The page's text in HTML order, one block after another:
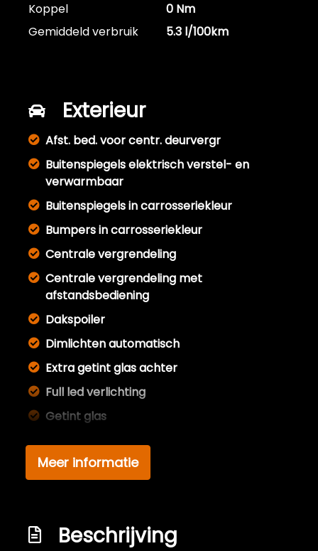
Koppel
0 Nm
Gemiddeld verbruik
5.3 l/100km
Exterieur
Afst. bed. voor centr. deurvergr
Buitenspiegels elektrisch verstel- en
verwarmbaar
Buitenspiegels in carrosseriekleur
Bumpers in carrosseriekleur
Centrale vergrendeling
Centrale vergrendeling met
afstandsbediening
Dakspoiler
Dimlichten automatisch
Extra getint glas achter
Full led verlichting
Getint glas
Koplampreiniging
Mistlampen voor
Meer informatie
Beschrijving